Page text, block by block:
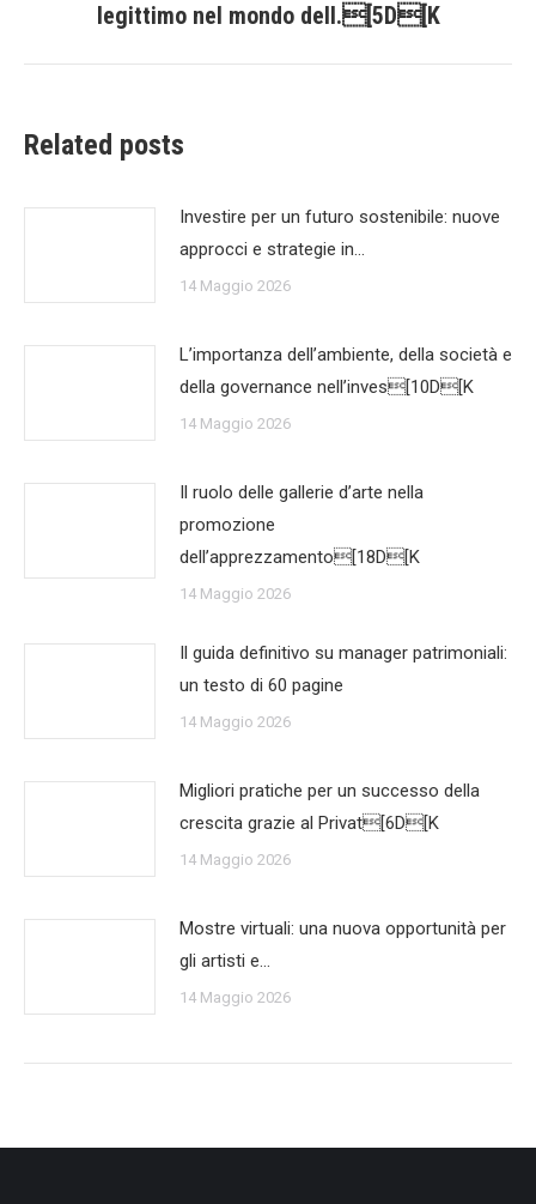
post:
legittimo nel mondo dell.[5D[K
Related posts
Investire per un futuro sostenibile: nuove
approcci e strategie in…
14 Maggio 2026
L’importanza dell’ambiente, della società e
della governance nell’inves[10D[K
14 Maggio 2026
Il ruolo delle gallerie d’arte nella
promozione
dell’apprezzamento[18D[K
14 Maggio 2026
Il guida definitivo su manager patrimoniali:
un testo di 60 pagine
14 Maggio 2026
Migliori pratiche per un successo della
crescita grazie al Privat[6D[K
14 Maggio 2026
Mostre virtuali: una nuova opportunità per
gli artisti e…
14 Maggio 2026